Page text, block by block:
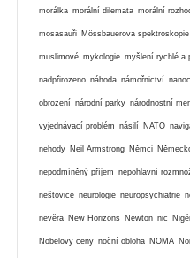
morálka morální dilemata morální
mosasauři Mössbauerova spektroskopie
muslimové mykologie myšlení rychlé a
nadpřirozeno náhoda námořnictví
obrození národní parky národnostní
vyjednávací problém násilí NATO
nehody Neil Armstrong Němci
nepodmíněný příjem nepohlavní
neštovice neurologie neuropsychiatrie
nevěra New Horizons Newton nic
Nobelovy ceny noční obloha NOMA